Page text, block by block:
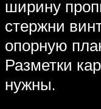
ширину
стержни
опорную
Разметки
нужны.